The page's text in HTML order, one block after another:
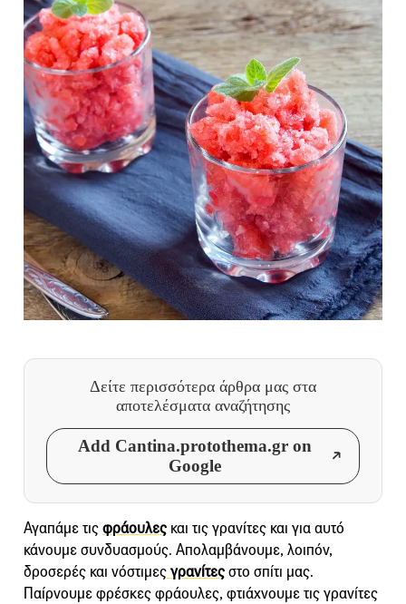
Δείτε περισσότερα άρθρα μας στα
αποτελέσματα αναζήτησης
Add Cantina.protothema.gr on
Google
Αγαπάμε τιςφράουλες και τις γρανίτες και για αυτό
κάνουμε συνδυασμούς. Απολαμβάνουμε, λοιπόν,
δροσερές και νόστιμεςγρανίτεςστο σπίτι μας.
Παίρνουμε φρέσκες φράουλες, φτιάχνουμε τις γρανίτες